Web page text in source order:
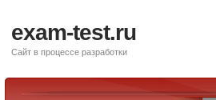
exam-test.ru
Сайт в процессе разработки